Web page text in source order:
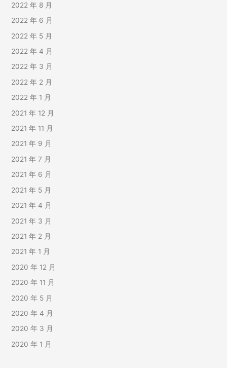
2022 年 8 月
2022 年 6 月
2022 年 5 月
2022 年 4 月
2022 年 3 月
2022 年 2 月
2022 年 1 月
2021 年 12 月
2021 年 11 月
2021 年 9 月
2021 年 7 月
2021 年 6 月
2021 年 5 月
2021 年 4 月
2021 年 3 月
2021 年 2 月
2021 年 1 月
2020 年 12 月
2020 年 11 月
2020 年 5 月
2020 年 4 月
2020 年 3 月
2020 年 1 月